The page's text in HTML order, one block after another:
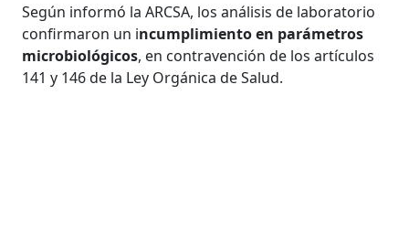
Según informó la ARCSA, los análisis de laboratorio
confirmaron un incumplimiento en parámetros
microbiológicos, en contravención de los artículos
141 y 146 de la Ley Orgánica de Salud.